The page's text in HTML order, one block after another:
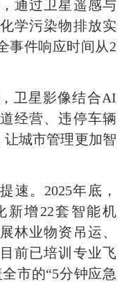
通过卫星遥感与
学污染物排放实
事件响应时间从2
星影像结合AI
经营、违停车辆
让城市管理更加智
。2025年底，
新增22套智能机
林业物资吊运、
前已培训专业飞
市的“5分钟应急